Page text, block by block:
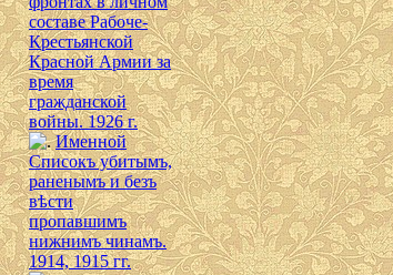
составе Рабоче-
Крестьянской
Красной Армии за
время
гражданской
войны. 1926 г.
Именной
Списокъ убитымъ,
раненымъ и безъ
вѣсти
пропавшимъ
нижнимъ чинамъ.
1914, 1915 гг.